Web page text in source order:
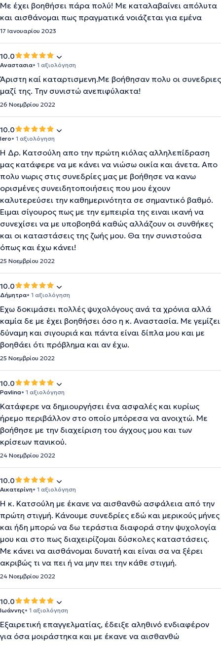
Με έχει βοηθήσει πάρα πολύ! Με καταλαβαίνει απόλυτα
και αισθάνομαι πως πραγματικά νοιάζεται για εμένα
17 Ιανουαρίου 2023
10.0
Αναστασια• 1 αξιολόγηση
Άριστη καί καταρτισμενη.Με βοήθησαν πολυ οι συνεδριες
μαζί της. Την συνιστώ ανεπιφύλακτα!
26 Νοεμβρίου 2022
10.0
Iero• 1 αξιολόγηση
Η Δρ. Κατσούλη απο την πρώτη κιόλας αλληλεπίδραση
μας κατάφερε να με κάνει να νιώσω οικία και άνετα. Απο
πολυ νωρις στις συνεδρίες μας με βοήθησε να κανω
ορισμένες συνειδητοποιήσεις που μου έχουν
καλυτερεύσει την καθημερινότητα σε σημαντικό βαθμό.
Ειμαι σίγουρος πως με την εμπειρία της ειναι ικανή να
συνεχίσει να με υποβοηθά καθώς αλλάζουν οι συνθήκες
και οι καταστάσεις της ζωής μου. Θα την συνιστούσα
όπως και έχω κάνει!
25 Νοεμβρίου 2022
10.0
Δήμητρα• 1 αξιολόγηση
Έχω δοκιμάσει πολλές ψυχολόγους ανά τα χρόνια αλλά
καμία δε με έχει βοηθήσει όσο η κ. Αναστασία. Με γεμίζει
δύναμη και σιγουριά και πάντα είναι δίπλα μου και με
βοηθάει ότι πρόβλημα και αν έχω.
25 Νοεμβρίου 2022
10.0
Pavlina• 1 αξιολόγηση
Κατάφερε να δημιουργήσει ένα ασφαλές και κυρίως
ήρεμο περιβάλλον στο οποίο μπόρεσα να ανοιχτώ. Με
βοήθησε με την διαχείριση του άγχους μου και των
κρίσεων πανικού.
24 Νοεμβρίου 2022
10.0
Αικατερίνη• 1 αξιολόγηση
Η κ. Κατσούλη με έκανε να αισθανθώ ασφάλεια από την
πρώτη στιγμή. Κάνουμε συνεδρίες εδώ και μερικούς μήνες
και ήδη μπορώ να δω τεράστια διαφορά στην ψυχολογία
μου και στο πως διαχειρίζομαι δύσκολες καταστάσεις.
Με κάνει να αισθάνομαι δυνατή και είναι σα να ξέρει
ακριβώς τι να πει ή να μην πει την κάθε στιγμή.
24 Νοεμβρίου 2022
10.0
Ιωάννης• 1 αξιολόγηση
Εξαιρετική επαγγελματίας, έδειξε αληθινό ενδιαφέρον
για όσα μοιράστηκα και με έκανε να αισθανθώ